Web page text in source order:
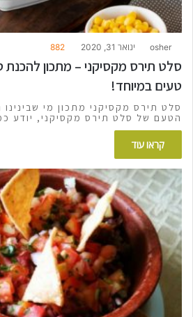
osher ינואר 31, 2020 882
סלט תירס מקסיקני – מתכון להכנת
טעים במיוחד!
סלט תירס מקסיקני מתכון מי
הטעם של סלט תירס מקסיקני, יודע
קראו עוד